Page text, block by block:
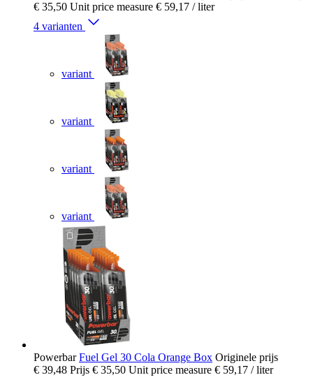
€ 35,50 Unit price measure € 59,17 / liter
4 varianten
variant
variant
variant
variant
Powerbar Fuel Gel 30 Cola Orange Box Originele prijs
€ 39,48 Prijs € 35,50 Unit price measure € 59,17 / liter